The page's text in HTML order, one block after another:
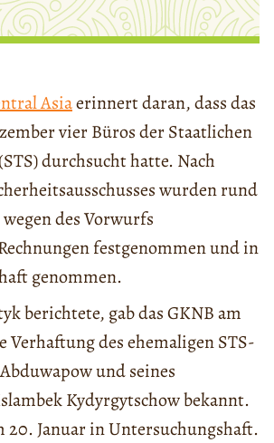
Asiaerinnert daran, dass das
vier Büros der Staatlichen
durchsucht hatte. Nach
wurden rund
des Vorwurfs
festgenommen und in
genommen.
berichtete, gab das GKNB am
Verhaftung des ehemaligen STS-
und seines
Kydyrgytschow bekannt.
20. Januar in Untersuchungshaft.